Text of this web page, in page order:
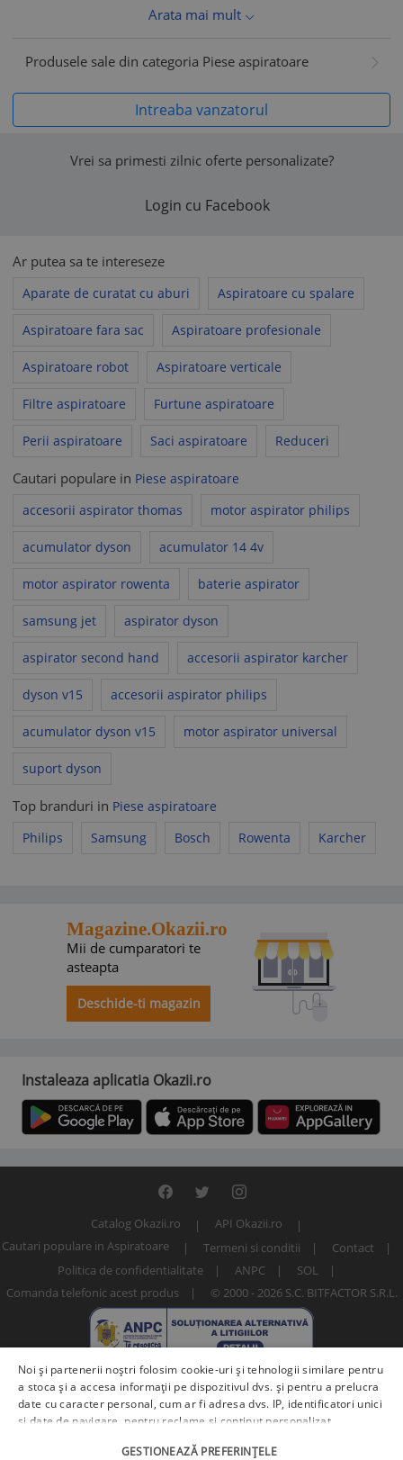
Arata mai mult
Produsele sale din categoria Piese aspiratoare
Intreaba vanzatorul
Vrei sa primesti zilnic oferte personalizate?
Login cu Facebook
Ar putea sa te intereseze
Aparate de curatat cu aburi Aspiratoare cu spalare
Aspiratoare fara sac Aspiratoare profesionale
Aspiratoare robot Aspiratoare verticale
Filtre aspiratoare Furtune aspiratoare
Perii aspiratoare Saci aspiratoare Reduceri
Cautari populare in Piese aspiratoare
accesorii aspirator thomas
motor aspirator philips
acumulator dyson acumulator 14 4v
motor aspirator rowenta baterie aspirator
samsung jet aspirator dyson
aspirator second hand accesorii aspirator karcher
dyson v15 accesorii aspirator philips
acumulator dyson v15 motor aspirator universal
suport dyson
Top branduri in Piese aspiratoare
Philips
Samsung Bosch Rowenta Karcher
Magazine.Okazii.ro
Mii de cumparatori te
asteapta
Deschide-ti magazin
Instaleaza aplicatia Okazii.ro
Catalog Okazii.ro
API Okazii.ro
Cautari populare in Aspiratoare
Termeni si conditii
Contact
Politica de confidentialitate
ANPC
SOL
Comanda telefonic acest produs
© 2000 - 2026 S.C. BITFACTOR S.R.L.
Numar articol: 245190103 / 35465
Noi și partenerii noștri folosim cookie-uri și tehnologii similare pentru
a stoca și a accesa informații pe dispozitivul dvs. și pentru a prelucra
date cu caracter personal, cum ar fi adresa dvs. IP, identificatori unici
și date de navigare, pentru reclame și conținut personalizat,
îmbunătățirea serviciilor.Furnizori terți (225)pot, de asemenea,
GESTIONEAZĂ PREFERINȚELE